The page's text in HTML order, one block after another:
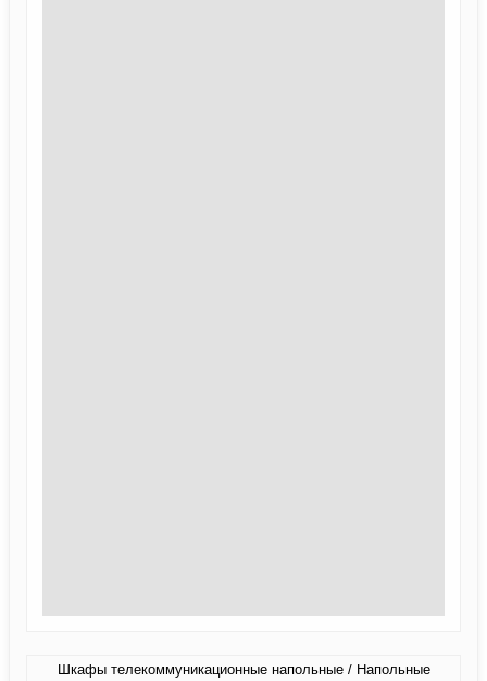
Шкафы телекоммуникационные напольные / Напольные